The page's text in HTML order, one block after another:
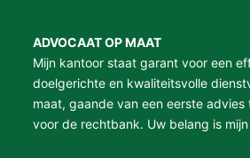
ADVOCAAT OP MAAT
Mijn kantoor staat garant voor een
doelgerichte en kwaliteitsvolle
maat, gaande van een eerste
voor de rechtbank. Uw belang is